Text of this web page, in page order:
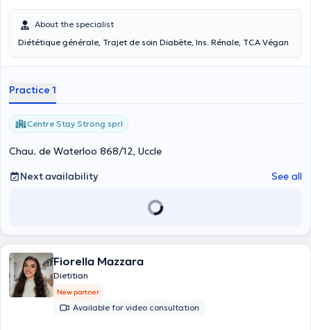
About the specialist
Diététique générale, Trajet de soin Diabète, Ins. Rénale, TCA Végan
Practice 1
Centre Stay Strong sprl
Chau. de Waterloo 868/12, Uccle
Next availability
See all
Fiorella Mazzara
Dietitian
New partner
Available for video consultation